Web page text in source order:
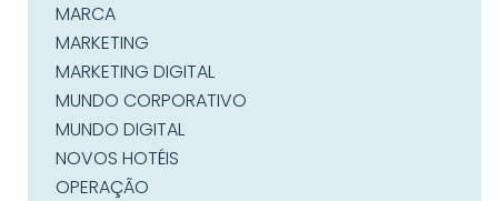
MARCA
MARKETING
MARKETING DIGITAL
MUNDO CORPORATIVO
MUNDO DIGITAL
NOVOS HOTÉIS
OPERAÇÃO